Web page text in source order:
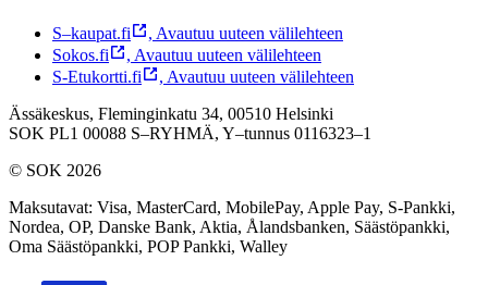
S–kaupat.fi , Avautuu uuteen välilehteen
Sokos.fi
, Avautuu uuteen välilehteen
S-Etukortti.fi
, Avautuu uuteen välilehteen
Ässäkeskus, Fleminginkatu 34, 00510 Helsinki
SOK PL1 00088 S–RYHMÄ, Y–tunnus 0116323–1
© SOK 2026
Maksutavat: Visa, MasterCard, MobilePay, Apple Pay, S-Pankki,
Nordea, OP, Danske Bank, Aktia, Ålandsbanken, Säästöpankki,
Oma Säästöpankki, POP Pankki, Walley